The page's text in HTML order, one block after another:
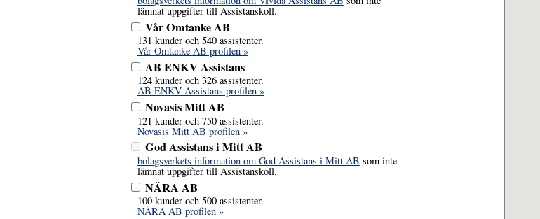
lämnat uppgifter till Assistanskoll.
Vår Omtanke AB
131 kunder och 540 assistenter.
Vår Omtanke AB profilen »
AB ENKV Assistans
124 kunder och 326 assistenter.
AB ENKV Assistans profilen »
Novasis Mitt AB
121 kunder och 750 assistenter.
Novasis Mitt AB profilen »
God Assistans i Mitt AB
bolagsverkets information om God Assistans i Mitt AB som inte
lämnat uppgifter till Assistanskoll.
NÄRA AB
100 kunder och 500 assistenter.
NÄRA AB profilen »